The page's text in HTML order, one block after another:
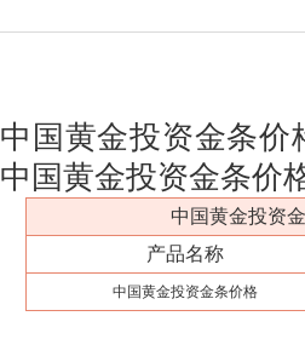
中国黄金投资金条价
中国黄金投资金条价
中国黄金投资
产品名称
中国黄金投资金条价格